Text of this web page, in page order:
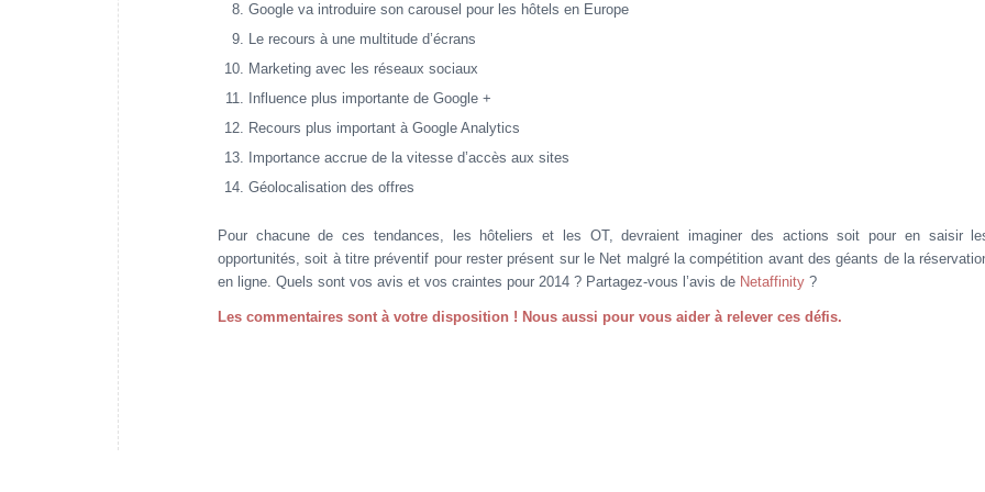
Google va introduire son carousel pour les hôtels en Europe
Le recours à une multitude d’écrans
Marketing avec les réseaux sociaux
Influence plus importante de Google +
Recours plus important à Google Analytics
Importance accrue de la vitesse d’accès aux sites
Géolocalisation des offres
Pour chacune de ces tendances, les hôteliers et les OT, devraient imaginer des actions soit pour en saisir
opportunités, soit à titre préventif pour rester présent sur le Net malgré la compétition avant des géants de la
en ligne. Quels sont vos avis et vos craintes pour 2014 ? Partagez-vous l’avis de Netaffinity ?
Les commentaires sont à votre disposition ! Nous aussi pour vous aider à relever ces défis.